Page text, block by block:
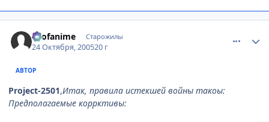
allofanime Старожилы
24 Октября, 200520 г
АВТОР
Project-2501,Итак, правила истекшей войны такоы:
Предполагаемые коррктивы: